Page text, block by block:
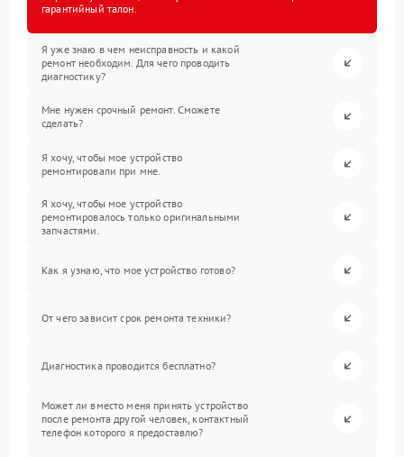
гарантийный талон.
Я уже знаю в чем неисправность и какой
ремонт необходим. Для чего проводить
диагностику?
Мне нужен срочный ремонт. Сможете
сделать?
Я хочу, чтобы мое устройство
ремонтировали при мне.
Я хочу, чтобы мое устройство
ремонтировалось только оригинальными
запчастями.
Как я узнаю, что мое устройство готово?
От чего зависит срок ремонта техники?
Диагностика проводится бесплатно?
Может ли вместо меня принять устройство
после ремонта другой человек, контактный
телефон которого я предоставлю?